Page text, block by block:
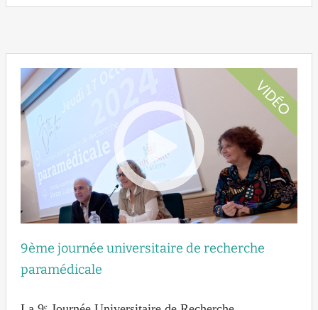
9ème journée universitaire de recherche
paramédicale